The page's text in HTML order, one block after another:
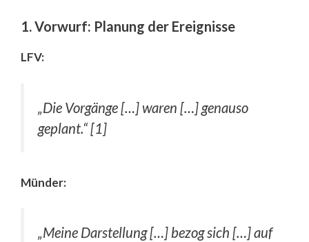
1. Vorwurf: Planung der Ereignisse
LFV:
„Die Vorgänge […] waren […] genauso
geplant.“ [1]
Münder:
„Meine Darstellung […] bezog sich […] auf